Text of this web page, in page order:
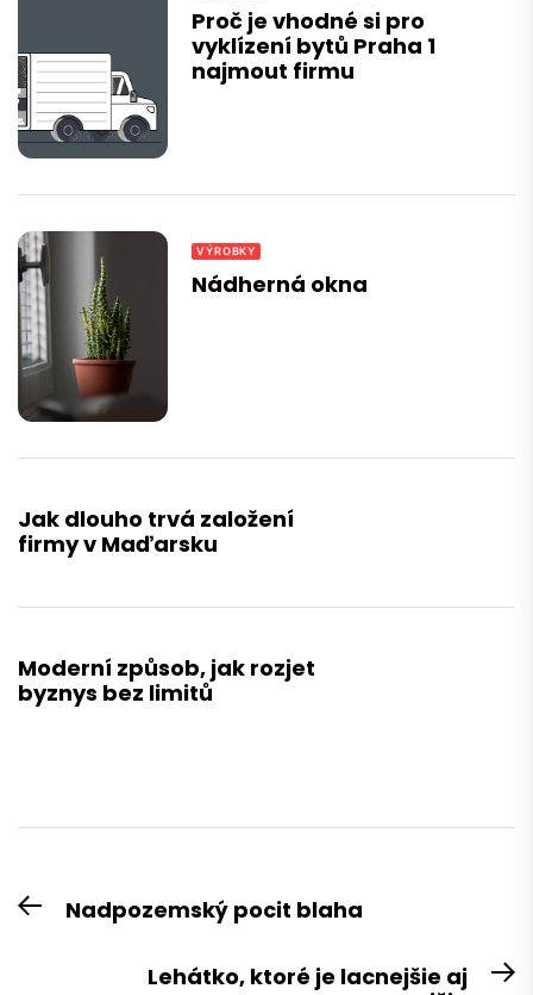
Proč je vhodné si pro
vyklízení bytů Praha 1
najmout firmu
VÝROBKY
Nádherná okna
Jak dlouho trvá založení
firmy v Maďarsku
Moderní způsob, jak rozjet
byznys bez limitů
Navigace
pro
příspěvek
PreviousNadpozemský pocit blaha
Lehátko, ktoré je lacnejšie aj